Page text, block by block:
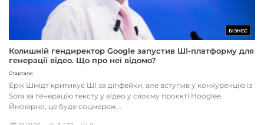
БІЗНЕС
Колишній гендиректор Google запустив ШІ-платформу для
генерації відео. Що про неї відомо?
Стартапи
Ерік Шмідт критикує ШІ за діпфейки, але вступив у конкуренцію із
Sora за генерацію тексту у відео у своєму проєкті Hooglee.
Ймовірно, це буде соцмереж...